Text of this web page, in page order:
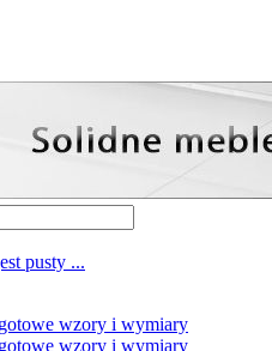
pusty ...
wzory i wymiary
wzory i wymiary